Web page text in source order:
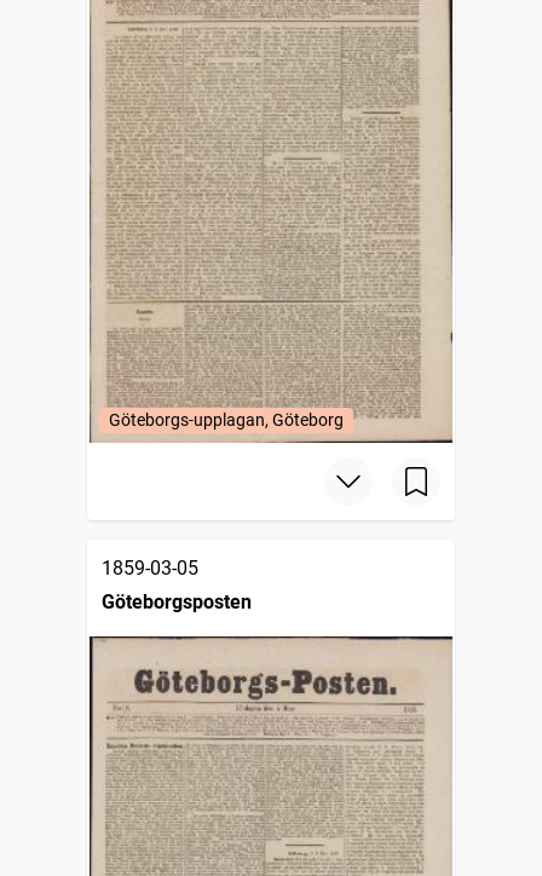
Göteborgs-upplagan, Göteborg
1859-03-05
Göteborgsposten